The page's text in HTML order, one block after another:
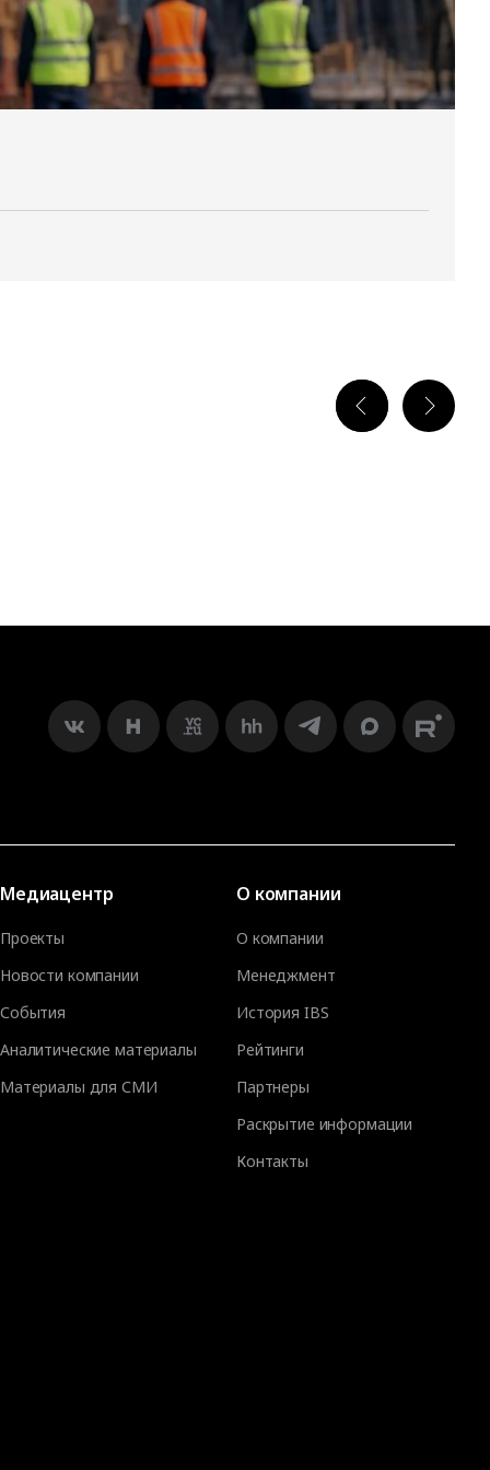
Медиацентр
Проекты
Новости компании
События
Аналитические материалы
Материалы для СМИ
О компании
О компании
Менеджмент
История IBS
Рейтинги
Партнеры
Раскрытие информации
Контакты